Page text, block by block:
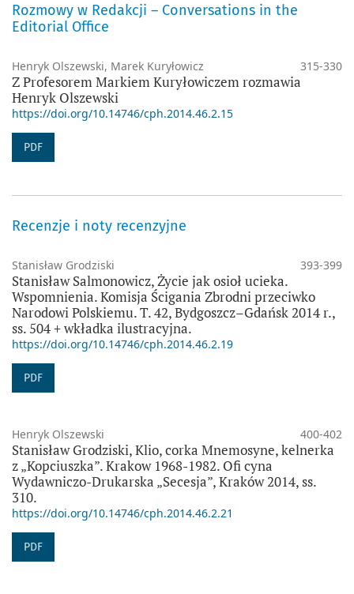
Rozmowy w Redakcji – Conversations in the
Editorial Office
Henryk Olszewski, Marek Kuryłowicz 315-330
Z Profesorem Markiem Kuryłowiczem rozmawia
Henryk Olszewski
https://doi.org/10.14746/cph.2014.46.2.15
PDF
Recenzje i noty recenzyjne
Stanisław Grodziski 393-399
Stanisław Salmonowicz, Życie jak osioł ucieka.
Wspomnienia. Komisja Ścigania Zbrodni przeciwko
Narodowi Polskiemu. T. 42, Bydgoszcz–Gdańsk 2014 r.,
ss. 504 + wkładka ilustracyjna.
https://doi.org/10.14746/cph.2014.46.2.19
PDF
Henryk Olszewski 400-402
Stanisław Grodziski, Klio, corka Mnemosyne, kelnerka
z „Kopciuszka”. Krakow 1968-1982. Ofi cyna
Wydawniczo-Drukarska „Secesja”, Kraków 2014, ss.
310.
https://doi.org/10.14746/cph.2014.46.2.21
PDF